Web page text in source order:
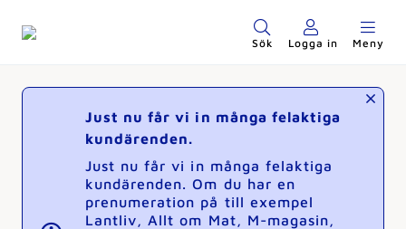
Sök Logga in Meny
Just nu får vi in många felaktiga
kundärenden.
Just nu får vi in många felaktiga
kundärenden. Om du har en
prenumeration på till exempel
Lantliv, Allt om Mat, M-magasin,